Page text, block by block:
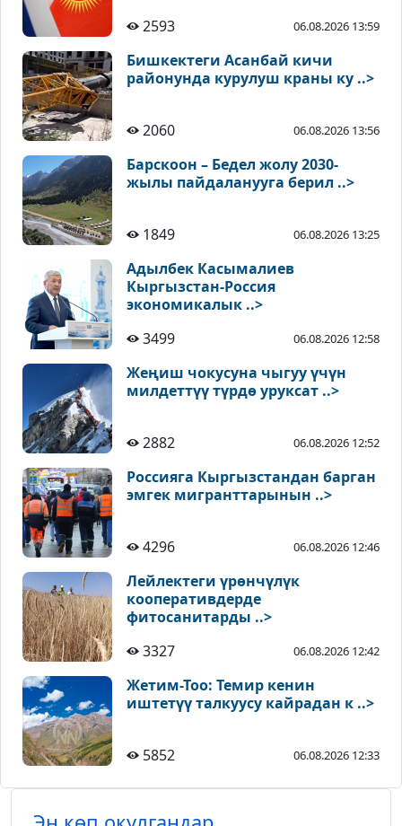
2593 06.08.2026 13:59
Бишкектеги Асанбай кичи
районунда курулуш краны ку ..>
2060 06.08.2026 13:56
Барскоон – Бедел жолу 2030-
жылы пайдаланууга берил ..>
1849 06.08.2026 13:25
Адылбек Касымалиев
Кыргызстан-Россия
экономикалык ..>
3499
06.08.2026 12:58
Жеңиш чокусуна чыгуу үчүн
милдеттүү түрдө уруксат ..>
2882 06.08.2026 12:52
Россияга Кыргызстандан барган
эмгек мигранттарынын ..>
4296 06.08.2026 12:46
Лейлектеги үрөнчүлүк
кооперативдерде
фитосанитарды ..>
3327
06.08.2026 12:42
Жетим-Тоо: Темир кенин
иштетүү талкуусу кайрадан к ..>
5852 06.08.2026 12:33